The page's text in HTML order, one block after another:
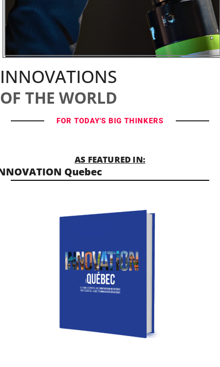
INNOVATIONS
OF THE WORLD
FOR TODAY'S BIG THINKERS
AS FEATURED IN:
Quebec